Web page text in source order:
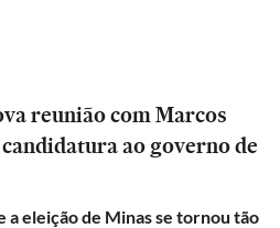
reunião com Marcos
ao governo de
a eleição de Minas se tornou tão